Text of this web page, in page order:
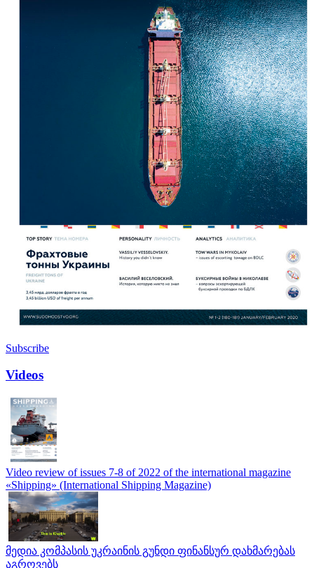
Subscribe
Videos
Video review of issues 7-8 of 2022 of the international magazine
«Shipping» (International Shipping Magazine)
მედია კომპასის უკრაინის გუნდი ფინანსურ დახმარებას
აგროვებს